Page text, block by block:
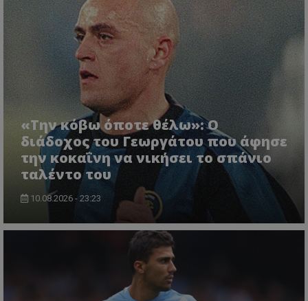
«Την κόβω όποτε θέλω»: Ο
διάδοχος του Γεωργάτου που άφησε
την κοκαΐνη να νικήσει το σπάνιο
ταλέντο του
10.08.2026 - 23:23